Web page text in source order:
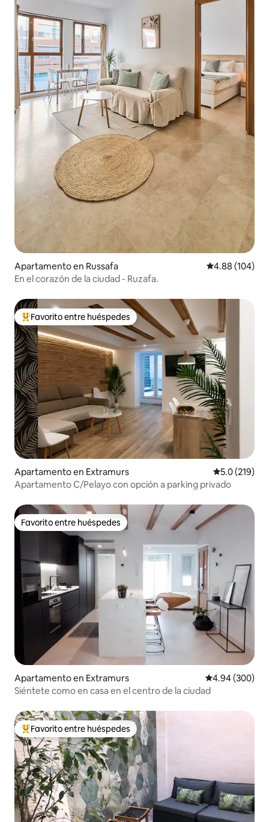
Apartamento en Russafa Calificación
4.88 (104)
En el corazón de la ciudad - Ruzafa.
Favorito entre huéspedes preferido
Favorito entre huéspedes
Apartamento en Extramurs Calificación
5.0 (219)
Apartamento C/Pelayo con opción a parking privado
Favorito entre huéspedes
Favorito entre huéspedes
Apartamento en Extramurs Calificación
4.94 (300)
Siéntete como en casa en el centro de la ciudad
Favorito entre huéspedes preferido
Favorito entre huéspedes